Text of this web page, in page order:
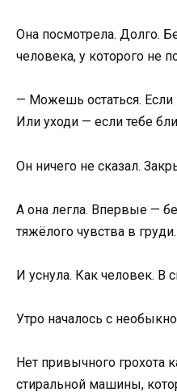
Она посмотрела. Долго.
человека, у которого не
— Можешь остаться.
Или уходи — если тебе
Он ничего не сказал.
А она легла. Впервые —
тяжёлого чувства в груди.
И уснула. Как человек. В
Утро началось с
Нет привычного грохота
стиральной машины,